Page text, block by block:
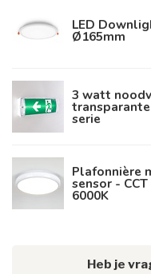
LED
Ø165mm
3 watt
transparante
serie
Plafonnière
sensor -
6000K
Heb je